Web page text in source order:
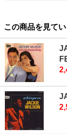
この商品を見て